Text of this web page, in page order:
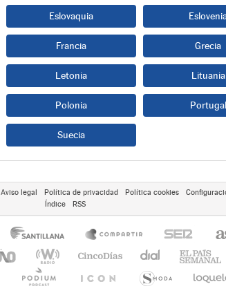
Eslovaquia
Francia Grecia
Letonia Lituania
Polonia Portugal
Suecia
Aviso legal Política de privacidad Política cookies
Índice
RSS